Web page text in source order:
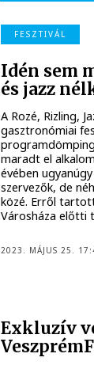
FESZTIVÁL
Idén sem
és jazz
A Rozé, Rizling,
gasztronómiai
maradt el
évében
szervezők, de
közé. Erről
Városháza előtti
2023. MÁJUS 25.
Exkluzív